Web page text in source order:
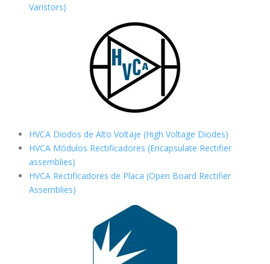
Varistors)
HVCA Diodos de Alto Voltaje (High Voltage Diodes)
HVCA Módulos Rectificadores (Encapsulate Rectifier
assemblies)
HVCA Rectificadores de Placa (Open Board Rectifier
Assemblies)